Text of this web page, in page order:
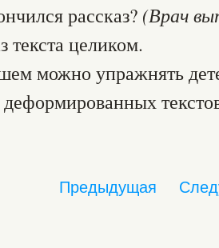
рассказ? (Врач
текста целиком.
можно упражнять
деформированных
Предыдущая